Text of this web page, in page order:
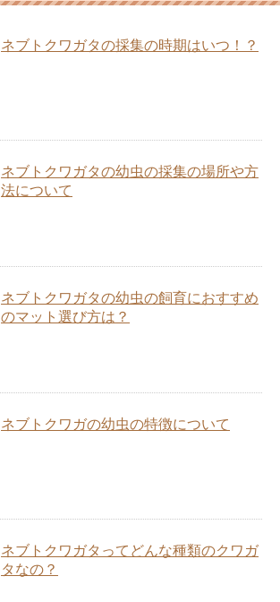
ネブトクワガタの採集の時期はいつ！？
ネブトクワガタの幼虫の採集の場所や方
法について
ネブトクワガタの幼虫の飼育におすすめ
のマット選び方は？
ネブトクワガの幼虫の特徴について
ネブトクワガタってどんな種類のクワガ
タなの？